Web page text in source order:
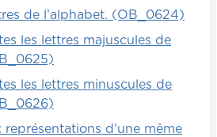
de l’alphabet. (OB_0624)
les lettres majuscules de
les lettres minuscules de
représentations d'une même